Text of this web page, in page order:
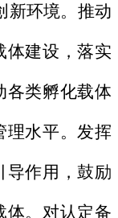
新环境。推动
体建设，落实
各类孵化载体
理水平。发挥
导作用，鼓励
体。对认定备